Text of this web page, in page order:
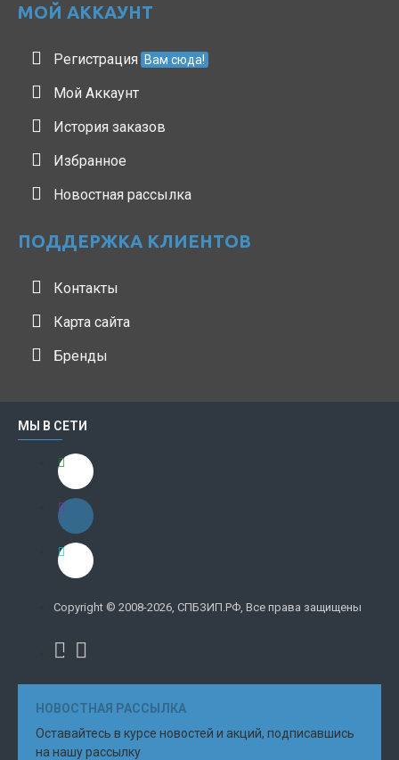
МОЙ АККАУНТ
Регистрация Вам сюда!
Мой Аккаунт
История заказов
Избранное
Новостная рассылка
ПОДДЕРЖКА КЛИЕНТОВ
Контакты
Карта сайта
Бренды
МЫ В СЕТИ
Copyright © 2008-2026, СПБЗИП.РФ, Все права защищены
НОВОСТНАЯ РАССЫЛКА
Оставайтесь в курсе новостей и акций, подписавшись
на нашу рассылку